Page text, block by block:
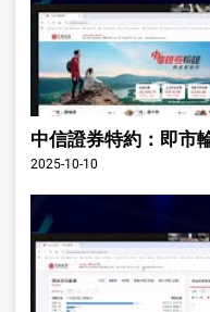
中信證券特約：即市
2025-10-10